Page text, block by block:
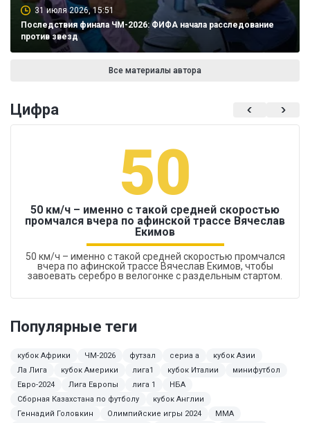
31 июля 2026, 15:51
Последствия финала ЧМ-2026: ФИФА начала расследование
против звезд
Все материалы автора
Цифра
50
50 км/ч – именно с такой средней скоростью
промчался вчера по афинской трассе Вячеслав
Екимов
50 км/ч – именно с такой средней скоростью промчался
вчера по афинской трассе Вячеслав Екимов, чтобы
завоевать серебро в велогонке с раздельным стартом.
Популярные теги
кубок Африки ЧМ-2026 футзал сериа а
кубок Азии
Ла Лига
кубок Америки лига1 кубок Италии
минифутбол
Евро-2024
Лига Европы лига 1
НБА
Сборная Казахстана по футболу
кубок Англии
Геннадий Головкин
Олимпийские игры 2024
ММА